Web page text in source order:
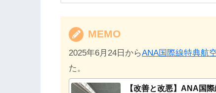
MEMO
2025年6月24日からANA国際線特典航
た。
【改善と改悪】ANA国